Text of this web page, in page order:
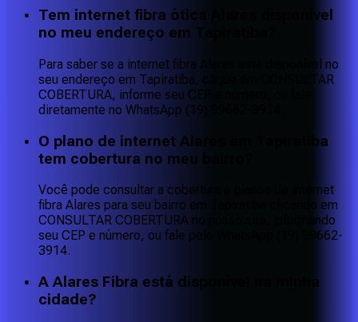
Tem internet fibra ótica Alares disponível
no meu endereço em Tapiratiba?
Para saber se a internet fibra Alares está disponível no
seu endereço em Tapiratiba, clique em CONSULTAR
COBERTURA, informe seu CEP e número, ou fale
diretamente no WhatsApp (19) 99662-3914.
O plano de internet Alares em Tapiratiba
tem cobertura no meu bairro?
Você pode consultar a cobertura e planos de internet
fibra Alares para seu bairro em Tapiratiba clicando em
CONSULTAR COBERTURA no nosso site, informando
seu CEP e número, ou fale pelo WhatsApp (19) 99662-
3914.
A Alares Fibra está disponível na minha
cidade?